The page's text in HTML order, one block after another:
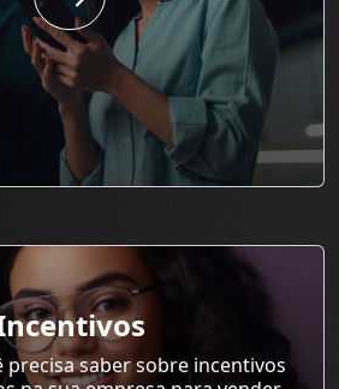
precisa saber sobre incentivos